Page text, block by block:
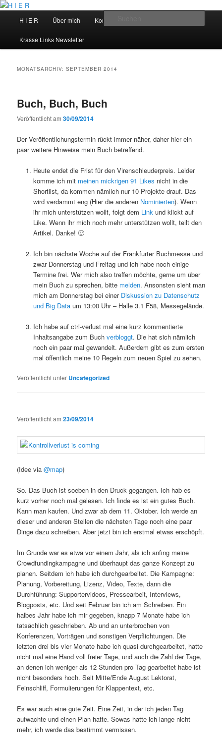
Zum
springen
Zum
springenH I E R
H I E R Über mich Kontakt
Krasse Links Newsletter
MONATSARCHIV:SEPTEMBER 2014
Buch, Buch, Buch
Veröffentlicht am30/09/2014
Der Veröffentlichungstermin rückt immer näher, daher hier ein
paar weitere Hinweise mein Buch betreffend.
Heute endet die Frist für den Virenschleuderpreis. Leider
komme ich mit meinen mickrigen 91 Likes nicht in die
Shortlist, da kommen nämlich nur 10 Projekte drauf. Das
wird verdammt eng (Hier die anderen Nominierten). Wenn
ihr mich unterstützen wollt, folgt dem Link und klickt auf
Like. Wenn ihr mich noch mehr unterstützen wollt, teilt den
Artikel. Danke! 🙂
Ich bin nächste Woche auf der Frankfurter Buchmesse und
zwar Donnerstag und Freitag und ich habe noch einige
Termine frei. Wer mich also treffen möchte, gerne um über
mein Buch zu sprechen, bitte melden. Ansonsten sieht man
mich am Donnerstag bei einer Diskussion zu Datenschutz
und Big Dataum 13:00 Uhr – Halle 3.1 F58, Messegelände.
Ich habe auf ctrl-verlust mal eine kurz kommentierte
Inhaltsangabe zum Buch verbloggt. Die hat sich nämlich
noch ein paar mal gewandelt. Außerdem gibt es zum ersten
mal öffentlich meine 10 Regeln zum neuen Spiel zu sehen.
Veröffentlicht unter Uncategorized
Veröffentlicht am23/09/2014
(Idee via@map)
So. Das Buch ist soeben in den Druck gegangen. Ich hab es
kurz vorher noch mal gelesen. Ich finde es ist ein gutes Buch.
Kann man kaufen. Und zwar ab dem 11. Oktober. Ich werde an
dieser und anderen Stellen die nächsten Tage noch eine paar
Dinge dazu schreiben. Aber jetzt bin ich erstmal etwas erschöpft.
Im Grunde war es etwa vor einem Jahr, als ich anfing meine
Crowdfundingkampagne und überhaupt das ganze Konzept zu
planen. Seitdem ich habe ich durchgearbeitet. Die Kampagne:
Planung, Vorbereitung, Lizenz, Video, Texte, dann die
Durchführung: Supportervideos, Pressearbeit, Interviews,
Blogposts, etc. Und seit Februar bin ich am Schreiben. Ein
halbes Jahr habe ich mir gegeben, knapp 7 Monate habe ich
tatsächlich geschrieben. Ab und an unterbrochen von
Konferenzen, Vorträgen und sonstigen Verpflichtungen. Die
letzten drei bis vier Monate habe ich quasi durchgearbeitet, hatte
nicht mal eine Hand voll freier Tage, und auch die Zahl der Tage,
an denen ich weniger als 12 Stunden pro Tag gearbeitet habe ist
nicht besonders hoch. Seit Mitte/Ende August Lektorat,
Feinschliff, Formulierungen für Klappentext, etc.
Es war auch eine gute Zeit. Eine Zeit, in der ich jeden Tag
aufwachte und einen Plan hatte. Sowas hatte ich lange nicht
mehr, ich werde das bestimmt vermissen.